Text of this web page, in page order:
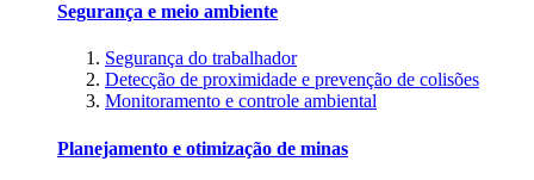
Segurança e meio ambiente
Segurança do trabalhador
Detecção de proximidade e prevenção de colisões
Monitoramento e controle ambiental
Planejamento e otimização de minas